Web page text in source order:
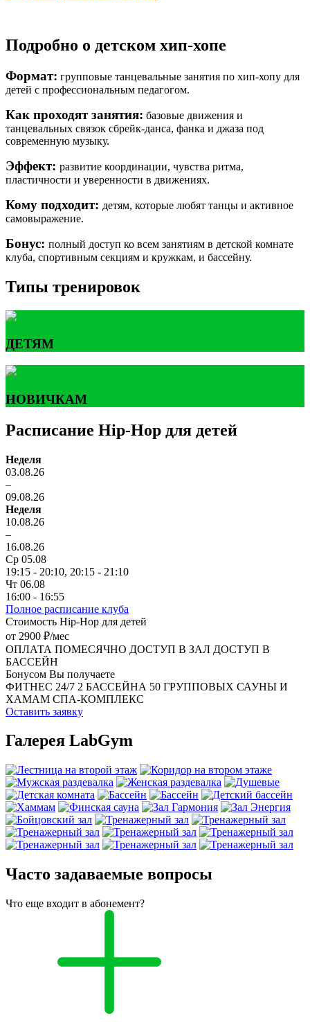
Подробно о детском хип-хопе
Формат: групповые танцевальные занятия по хип-хопу для
детей с профессиональным педагогом.
Как проходят занятия: базовые движения и
танцевальных связок сбрейк-данса, фанка и джаза под
современную музыку.
Эффект: развитие координации, чувства ритма,
пластичности и уверенности в движениях.
Кому подходит: детям, которые любят танцы и активное
самовыражение.
Бонус: полный доступ ко всем занятиям в детской комнате
клуба, спортивным секциям и кружкам, и бассейну.
Типы тренировок
ДЕТЯМ
НОВИЧКАМ
Расписание Hip-Hop для детей
Неделя
03.08.26
–
09.08.26
Неделя
10.08.26
–
16.08.26
Ср 05.08
19:15 - 20:10, 20:15 - 21:10
Чт 06.08
16:00 - 16:55
Полное расписание клуба
Стоимость Hip-Hop для детей
от 2900 ₽/мес
ОПЛАТА ПОМЕСЯЧНО ДОСТУП В ЗАЛ ДОСТУП В
БАССЕЙН
Бонусом Вы получаете
ФИТНЕС 24/7 2 БАССЕЙНА 50 ГРУППОВЫХ САУНЫ И
ХАМАМ СПА-КОМПЛЕКС
Оставить заявку
Галерея LabGym
Часто задаваемые вопросы
Что еще входит в абонемент?